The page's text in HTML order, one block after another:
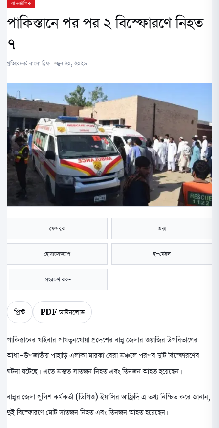
আন্তর্জাতিক
পাকিস্তানে পর পর ২ বিস্ফোরণে নিহত
৭
প্রতিবেদক:বাংলা ব্রিফ জুন ২০, ২০২৬
ফেসবুক এক্স
হোয়াটসঅ্যাপ ই-মেইল
সংরক্ষণ করুন
প্রিন্ট PDF ডাউনলোড
পাকিস্তানের খাইবার পাখতুনখোয়া প্রদেশের বান্নু জেলার ওয়াজির উপবিভাগের
আধা-উপজাতীয় পাহাড়ি এলাকা মারকা বেরা অঞ্চলে পরপর দুটি বিস্ফোরণের
ঘটনা ঘটেছে। এতে অন্তত সাতজন নিহত এবং তিনজন আহত হয়েছেন।
বান্নুর জেলা পুলিশ কর্মকর্তা (ডিপিও) ইয়াসির আফ্রিদি এ তথ্য নিশ্চিত করে জানান,
দুই বিস্ফোরণে মোট সাতজন নিহত এবং তিনজন আহত হয়েছেন।